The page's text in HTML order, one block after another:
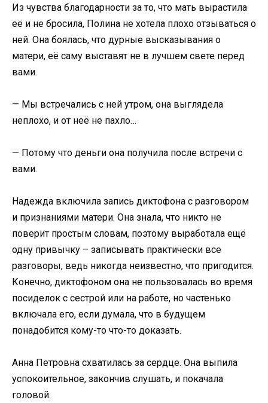
Из чувства благодарности за то, что мать вырастила
её и не бросила, Полина не хотела плохо отзываться о
ней. Она боялась, что дурные высказывания о
матери, её саму выставят не в лучшем свете перед
вами.
— Мы встречались с ней утром, она выглядела
неплохо, и от неё не пахло…
— Потому что деньги она получила после встречи с
вами.
Надежда включила запись диктофона с разговором
и признаниями матери. Она знала, что никто не
поверит простым словам, поэтому выработала ещё
одну привычку – записывать практически все
разговоры, ведь никогда неизвестно, что пригодится.
Конечно, диктофоном она не пользовалась во время
посиделок с сестрой или на работе, но частенько
включала его, если думала, что в будущем
понадобится кому-то что-то доказать.
Анна Петровна схватилась за сердце. Она выпила
успокоительное, закончив слушать, и покачала
головой.